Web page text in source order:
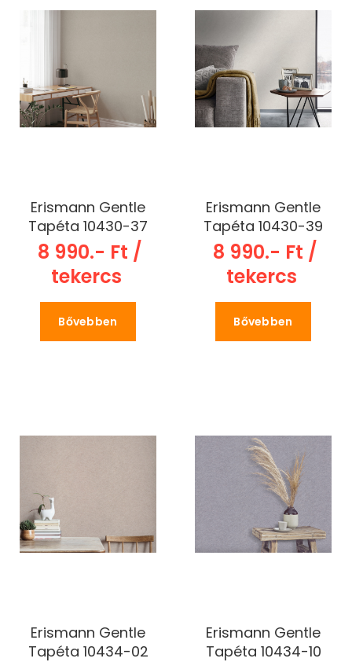
Erismann Gentle
Tapéta 10430-37
8 990.- Ft /
tekercs
Bővebben
Erismann Gentle
Tapéta 10430-39
8 990.- Ft /
tekercs
Bővebben
Erismann Gentle
Tapéta 10434-02
Erismann Gentle
Tapéta 10434-10